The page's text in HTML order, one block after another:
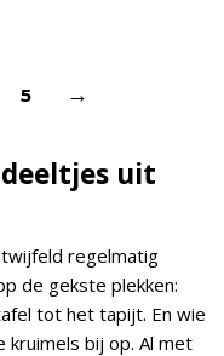
5 →
uit
regelmatig
de gekste plekken:
tot het tapijt. En wie
bij op. Al met